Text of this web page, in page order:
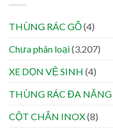
THÙNG RÁC GỖ(4)
Chưa phân loại(3.207)
XE DỌN VỆ SINH (4)
THÙNG RÁC ĐA NĂNG
CỘT CHẮN INOX(8)